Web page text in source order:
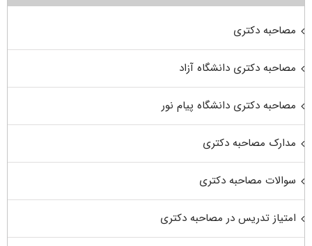
مصاحبه دکتری
مصاحبه دکتری دانشگاه آزاد
مصاحبه دکتری دانشگاه پیام نور
مدارک مصاحبه دکتری
سوالات مصاحبه دکتری
امتیاز تدریس در مصاحبه دکتری